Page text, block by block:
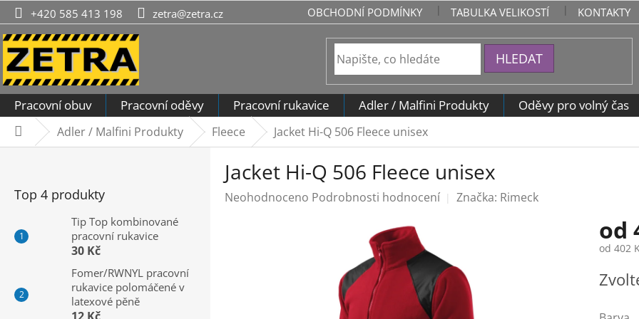
Přejít
na
obsah
+420 585 413 198 zetra@zetra.cz OBCHODNÍ PODMÍNKY TABULKA VELIKOSTÍ KONTAKTY
HLEDAT
Pracovní obuv Pracovní oděvy Pracovní rukavice Adler / Malfini Produkty Oděvy pro volný čas
DomůAdler / Malfini Produkty Fleece Jacket Hi-Q 506 Fleece unisex
Top 4 produkty
Tip Top kombinované
pracovní rukavice
30 Kč
Fomer/RWNYL pracovní
rukavice polomáčené v
latexové pěně
Jacket Hi-Q 506 Fleece unisex
Průměrné
Neohodnoceno Podrobnosti hodnocení Značka: Rimeck
od
od 402
cena: